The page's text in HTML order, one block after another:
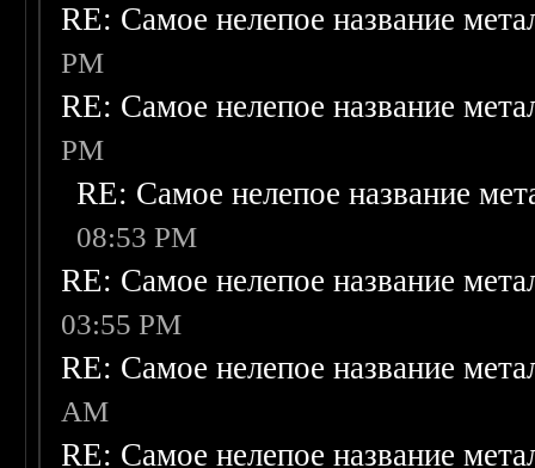
RE: Самое нелепое название
PM
RE: Самое нелепое название
PM
RE: Самое нелепое название
08:53 PM
RE: Самое нелепое название
03:55 PM
RE: Самое нелепое название
AM
RE: Самое нелепое название